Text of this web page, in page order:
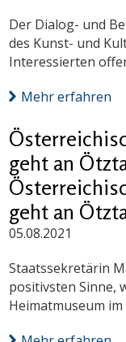
Der Dialog- und
des Kunst- und
Interessierten
Mehr erfahren
geht an
geht an
05.08.2021
Staatssekretärin
positivsten Sinne,
Heimatmuseum